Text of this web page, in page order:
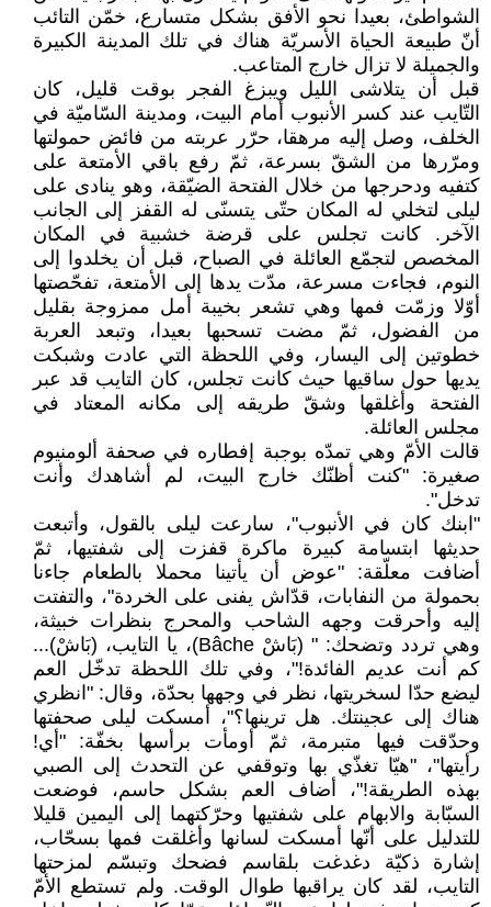
الشواطئ، بعيدا نحو الأفق بشكل متسارع، خمّن التائب
أنّ طبيعة الحياة الأسريّة هناك في تلك المدينة الكبيرة
والجميلة لا تزال خارج المتاعب.
قبل أن يتلاشى الليل ويبزغ الفجر بوقت قليل، كان
التّايب عند كسر الأنبوب أمام البيت، ومدينة السّاميّة في
الخلف، وصل إليه مرهقا، حرّر عربته من فائض حمولتها
ومرّرها من الشقّ بسرعة، ثمّ رفع باقي الأمتعة على
كتفيه ودحرجها من خلال الفتحة الضيّقة، وهو ينادى على
ليلى لتخلي له المكان حتّى يتسنّى له القفز إلى الجانب
الآخر. كانت تجلس على قرضة خشبية في المكان
المخصص لتجمّع العائلة في الصباح، قبل أن يخلدوا إلى
النوم، فجاءت مسرعة، مدّت يدها إلى الأمتعة، تفحّصتها
أوّلا وزمّت فمها وهي تشعر بخيبة أمل ممزوجة بقليل
من الفضول، ثمّ مضت تسحبها بعيدا، وتبعد العربة
خطوتين إلى اليسار، وفي اللحظة التي عادت وشبكت
يديها حول ساقيها حيث كانت تجلس، كان التايب قد عبر
الفتحة وأغلقها وشقّ طريقه إلى مكانه المعتاد في
مجلس العائلة.
قالت الأمّ وهي تمدّه بوجبة إفطاره في صحفة ألومنيوم
صغيرة: "كنت أظنّك خارج البيت، لم أشاهدك وأنت
تدخل".
"ابنك كان في الأنبوب"، سارعت ليلى بالقول، وأتبعت
حديثها ابتسامة كبيرة ماكرة قفزت إلى شفتيها، ثمّ
أضافت معلّقة: "عوض أن يأتينا محملا بالطعام جاءنا
بحمولة من النفابات، قدّاش يفنى على الخردة"، والتفتت
إليه وأحرقت وجهه الشاحب والمحرج بنظرات خبيثة،
وهي تردد وتضحك: " (بَاشْ Bâche)، يا التايب، (بَاشْ)...
كم أنت عديم الفائدة!"، وفي تلك اللحظة تدخّل العم
ليضع حدّا لسخريتها، نظر في وجهها بحدّة، وقال: "انظري
هناك إلى عجينتك. هل ترينها؟"، أمسكت ليلى صحفتها
وحدّقت فيها متبرمة، ثمّ أومأت برأسها بخفّة: "أي!
رأيتها"، "هيّا تغذّي بها وتوقفي عن التحدث إلى الصبي
بهذه الطريقة!"، أضاف العم بشكل حاسم، فوضعت
السبّابة والابهام على شفتيها وحرّكتهما إلى اليمين قليلا
للتدليل على أنّها أمسكت لسانها وأغلقت فمها بسحّاب،
إشارة ذكيّة دغدغت بلقاسم فضحك وتبسّم لمزحتها
التايب، لقد كان يراقبها طوال الوقت. ولم تستطع الأمّ